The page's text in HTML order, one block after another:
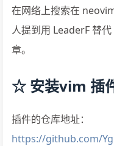
在网络上搜索在
人提到用 LeaderF 替
章。
☆ 安装vim 插
插件的仓库地址：
https://github.com/